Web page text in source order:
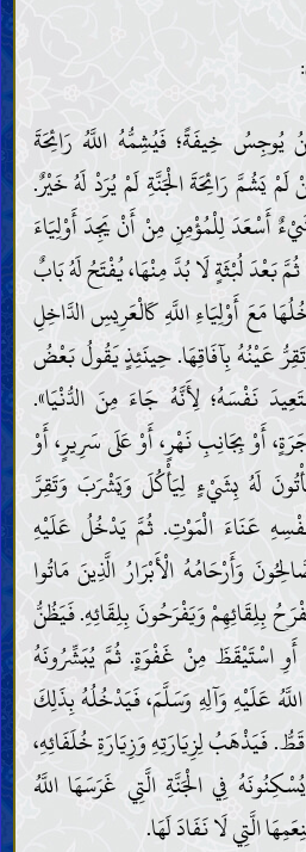
يُوجِسُ خِيفَةً؛ فَيُشِمُّهُ اللَّهُ رَائِحَةَ
لَمْ يَشُمَّ رَائِحَةَ الْجَنَّةِ لَمْ يُرَدْ لَهُ خَيْرٌ.
أَسْعَدَ لِلْمُؤْمِنِ مِنْ أَنْ يَجِدَ أَوْلِيَاءَ
بَعْدَ لُبْثَةٍ لَا بُدَّ مِنْهَا، يُفْتَحُ لَهُ بَابٌ
مَعَ أَوْلِيَاءِ اللَّهِ كَالْعَرِيسِ الدَّاخِلِ
عَيْنُهُ بِآفَاقِهَا. حِينَئِذٍ يَقُولُ بَعْضُ
نَفْسَهُ؛ لِأَنَّهُ جَاءَ مِنَ الدُّنْيَا».
بِجَانِبِ نَهْرٍ، أَوْ عَلَى سَرِيرٍ، أَوْ
لَهُ بِشَيْءٍ لِيَأْكُلَ وَيَشْرَبَ وَتَقِرَّ
عَنَاءَ الْمَوْتِ. ثُمَّ يَدْخُلُ عَلَيْهِ
وَأَرْحَامُهُ الْأَبْرَارُ الَّذِينَ مَاتُوا
بِلِقَائِهِمْ وَيَفْرَحُونَ بِلِقَائِهِ. فَيَظُنُّ
اسْتَيْقَظَ مِنْ غَفْوَةٍ. ثُمَّ يُبَشِّرُونَهُ
عَلَيْهِ وَآلِهِ وَسَلَّمَ، فَيَدْخُلُهُ بِذَلِكَ
فَيَذْهَبُ لِزِيَارَتِهِ وَزِيَارَةِ خُلَفَائِهِ،
فِي الْجَنَّةِ الَّتِي غَرَسَهَا اللَّهُ
الَّتِي لَا نَفَادَ لَهَا.